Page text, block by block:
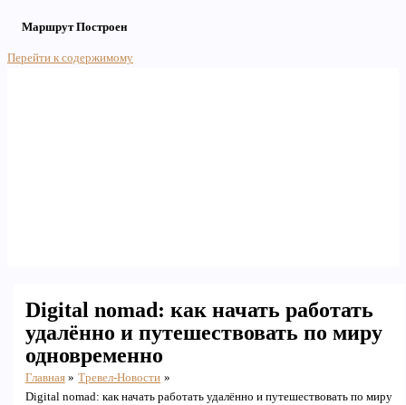
Маршрут Построен
Перейти к содержимому
Digital nomad: как начать работать
удалённо и путешествовать по миру
одновременно
Главная
Тревел-Новости
Digital nomad: как начать работать удалённо и путешествовать по миру